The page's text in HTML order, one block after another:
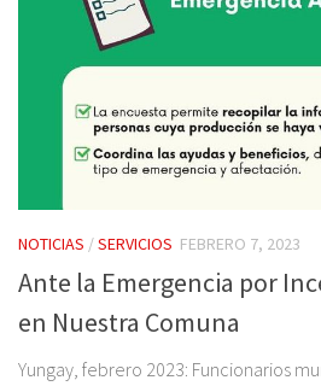
NOTICIAS /SERVICIOS FEBRERO 7, 2023
Ante la Emergencia por
en Nuestra Comuna
Yungay, febrero 2023: Funcionarios